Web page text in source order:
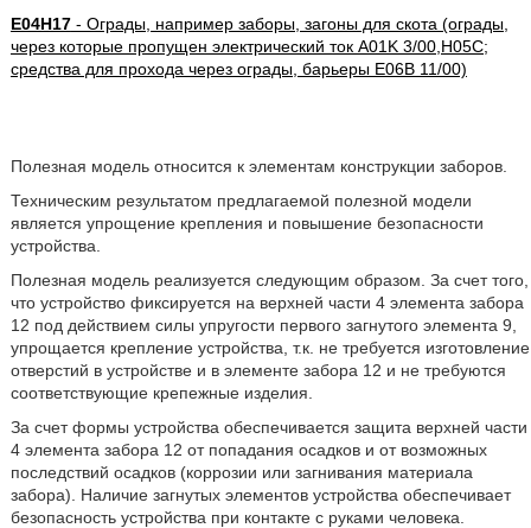
E04H17- Ограды, например заборы, загоны для скота (ограды,
через которые пропущен электрический ток A01K 3/00,H05C;
средства для прохода через ограды, барьеры E06B 11/00)
Полезная модель относится к элементам конструкции заборов.
Техническим результатом предлагаемой полезной модели
является упрощение крепления и повышение безопасности
устройства.
Полезная модель реализуется следующим образом. За счет того,
что устройство фиксируется на верхней части 4 элемента забора
12 под действием силы упругости первого загнутого элемента 9,
упрощается крепление устройства, т.к. не требуется изготовление
отверстий в устройстве и в элементе забора 12 и не требуются
соответствующие крепежные изделия.
За счет формы устройства обеспечивается защита верхней части
4 элемента забора 12 от попадания осадков и от возможных
последствий осадков (коррозии или загнивания материала
забора). Наличие загнутых элементов устройства обеспечивает
безопасность устройства при контакте с руками человека.